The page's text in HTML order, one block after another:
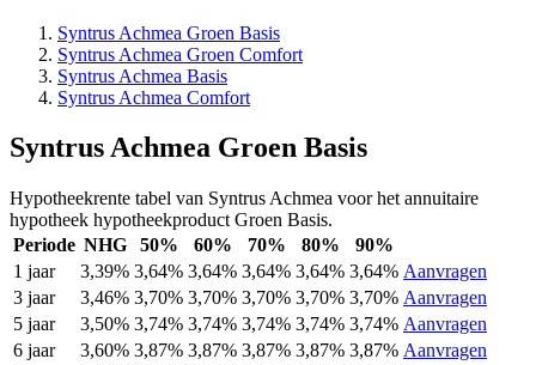
Syntrus Achmea Groen Basis
Syntrus Achmea Groen Comfort
Syntrus Achmea Basis
Syntrus Achmea Comfort
Syntrus Achmea Groen Basis
Hypotheekrente tabel van Syntrus Achmea voor het annuitaire
hypotheek hypotheekproduct Groen Basis.
Periode NHG 50% 60% 70% 80%
90%
1 jaar
3,39% 3,64% 3,64% 3,64% 3,64% 3,64% Aanvragen
3 jaar
3,46% 3,70% 3,70% 3,70% 3,70% 3,70% Aanvragen
5 jaar
3,50% 3,74% 3,74% 3,74% 3,74% 3,74% Aanvragen
6 jaar
3,60% 3,87% 3,87% 3,87% 3,87% 3,87% Aanvragen